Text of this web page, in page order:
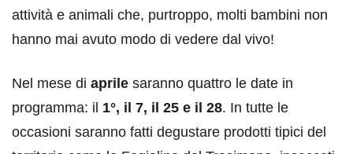
attività e animali che, purtroppo, molti bambini non
hanno mai avuto modo di vedere dal vivo!
Nel mese di aprile saranno quattro le date in
programma: il 1°, il 7, il 25 e il 28. In tutte le
occasioni saranno fatti degustare prodotti tipici del